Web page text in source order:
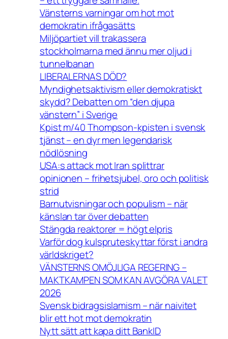
Vänsterns varningar om hot mot
demokratin ifrågasätts
Miljöpartiet vill trakassera
stockholmarna med ännu mer oljud i
tunnelbanan
LIBERALERNAS DÖD?
Myndighetsaktivism eller demokratiskt
skydd? Debatten om “den djupa
vänstern” i Sverige
Kpist m/40 Thompson-kpisten i svensk
tjänst – en dyr men legendarisk
nödlösning
USA:s attack mot Iran splittrar
opinionen – frihetsjubel, oro och politisk
strid
Barnutvisningar och populism – när
känslan tar över debatten
Stängda reaktorer = högt elpris
Varför dog kulspruteskyttar först i andra
världskriget?
VÄNSTERNS OMÖJLIGA REGERING –
MAKTKAMPEN SOM KAN AVGÖRA VALET
2026
Svensk bidragsislamism – när naivitet
blir ett hot mot demokratin
Nytt sätt att kapa ditt BankID